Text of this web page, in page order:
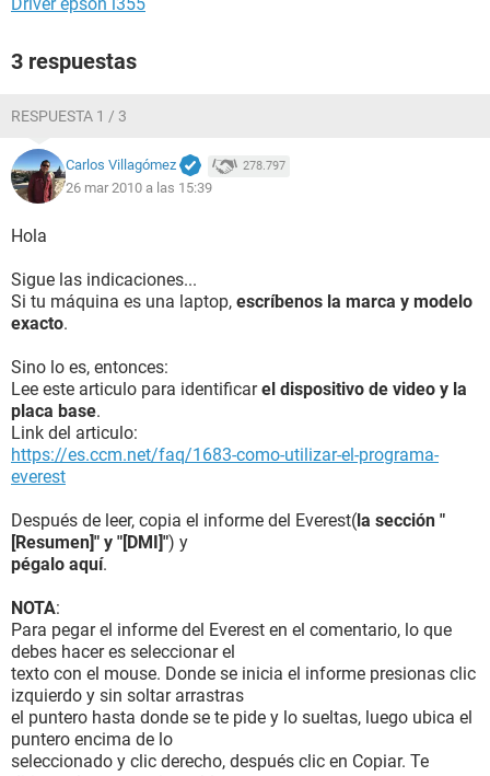
3 respuestas
RESPUESTA 1 / 3
Carlos Villagómez 278.797
26 mar 2010 a las 15:39
Hola
Sigue las indicaciones...
Si tu máquina es una laptop, escríbenos la marca y modelo
exacto.
Sino lo es, entonces:
Lee este articulo para identificarel dispositivo de video y la
placa base.
Link del articulo:
https://es.ccm.net/faq/1683-como-utilizar-el-programa-
everest
Después de leer, copia el informe del Everest(la sección "
[Resumen]" y "[DMI]") y
pégalo aquí.
NOTA:
Para pegar el informe del Everest en el comentario, lo que
debes hacer es seleccionar el
texto con el mouse. Donde se inicia el informe presionas clic
izquierdo y sin soltar arrastras
el puntero hasta donde se te pide y lo sueltas, luego ubica el
puntero encima de lo
seleccionado y clic derecho, después clic en Copiar. Te